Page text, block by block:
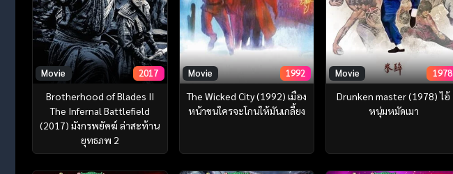
Movie 2017
Brotherhood of Blades II
The Infernal Battlefield
(2017) มังกรพยัคฆ์ ล่าสะท้าน
ยุทธภพ 2
Movie 1992
The Wicked City (1992) เมือง
หน้าขนใครจะโกนให้มันเกลี้ยง
Movie 1978
Drunken master (1978) ไอ้
หนุ่มหมัดเมา